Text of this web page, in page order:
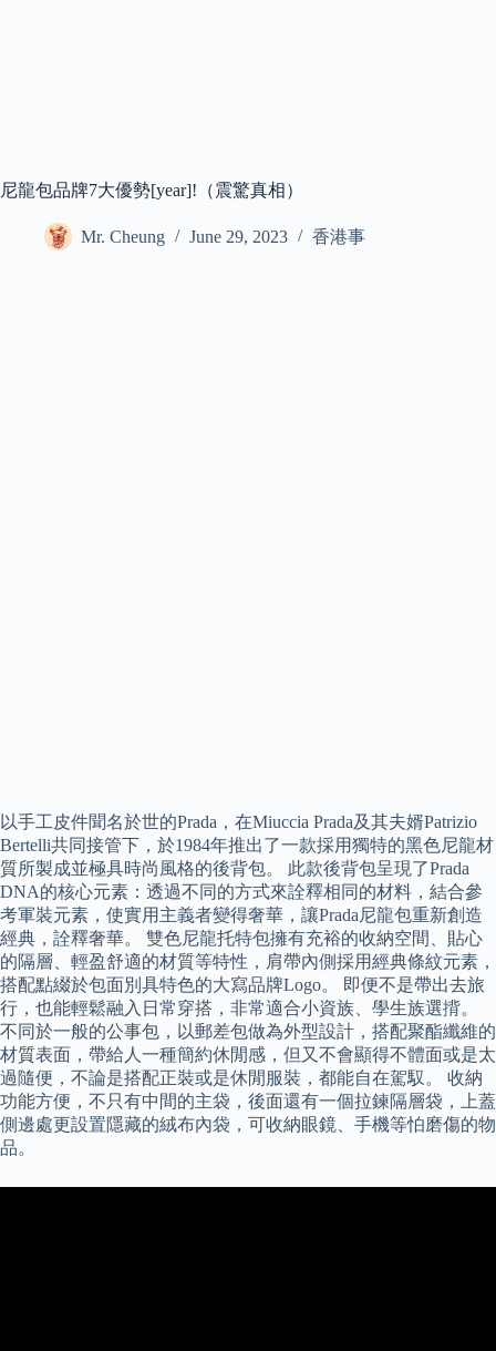
尼龍包品牌7大優勢[year]!（震驚真相）
Mr. Cheung June 29, 2023 香港事
以手工皮件聞名於世的Prada，在Miuccia Prada及其夫婿Patrizio
Bertelli共同接管下，於1984年推出了一款採用獨特的黑色尼龍材
質所製成並極具時尚風格的後背包。 此款後背包呈現了Prada
DNA的核心元素：透過不同的方式來詮釋相同的材料，結合參
考軍裝元素，使實用主義者變得奢華，讓Prada尼龍包重新創造
經典，詮釋奢華。 雙色尼龍托特包擁有充裕的收納空間、貼心
的隔層、輕盈舒適的材質等特性，肩帶內側採用經典條紋元素，
搭配點綴於包面別具特色的大寫品牌Logo。 即便不是帶出去旅
行，也能輕鬆融入日常穿搭，非常適合小資族、學生族選揹。
不同於一般的公事包，以郵差包做為外型設計，搭配聚酯纖維的
材質表面，帶給人一種簡約休閒感，但又不會顯得不體面或是太
過隨便，不論是搭配正裝或是休閒服裝，都能自在駕馭。 收納
功能方便，不只有中間的主袋，後面還有一個拉鍊隔層袋，上蓋
側邊處更設置隱藏的絨布內袋，可收納眼鏡、手機等怕磨傷的物
品。